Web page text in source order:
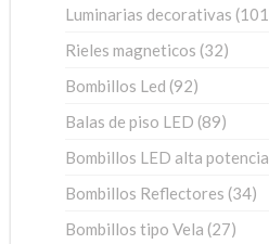
Luminarias decorativas 101
Rieles magneticos 3232
Bombillos Led 9292
Balas de piso LED 8989
Bombillos LED alta potencia
Bombillos Reflectores 3434
Bombillos tipo Vela 2727